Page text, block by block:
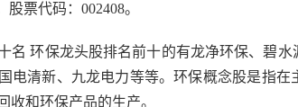
票代码：002408。
名 环保龙头股排名前十的有龙净环保、碧
电清新、九龙电力等等。环保概念股是指
收和环保产品的生产。